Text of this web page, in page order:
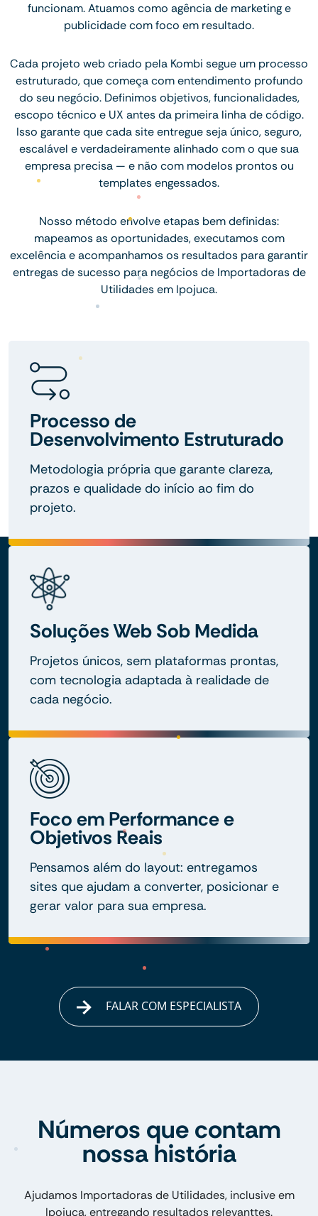
funcionam. Atuamos como agência de marketing e
publicidade com foco em resultado.
Cada projeto web criado pela Kombi segue um processo
estruturado, que começa com entendimento profundo
do seu negócio. Definimos objetivos, funcionalidades,
escopo técnico e UX antes da primeira linha de código.
Isso garante que cada site entregue seja único, seguro,
escalável e verdadeiramente alinhado com o que sua
empresa precisa — e não com modelos prontos ou
templates engessados.
Nosso método envolve etapas bem definidas:
mapeamos as oportunidades, executamos com
excelência e acompanhamos os resultados para garantir
entregas de sucesso para negócios de Importadoras de
Utilidades em Ipojuca.
Processo de
Desenvolvimento Estruturado
Metodologia própria que garante clareza,
prazos e qualidade do início ao fim do
projeto.
Soluções Web Sob Medida
Projetos únicos, sem plataformas prontas,
com tecnologia adaptada à realidade de
cada negócio.
Foco em Performance e
Objetivos Reais
Pensamos além do layout: entregamos
sites que ajudam a converter, posicionar e
gerar valor para sua empresa.
FALAR COM ESPECIALISTA
Números que contam
nossa história
Ajudamos Importadoras de Utilidades, inclusive em
Ipojuca, entregando resultados relevanttes.